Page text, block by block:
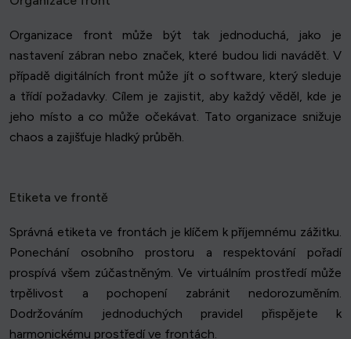
Organizace front může být tak jednoduchá, jako je
nastavení zábran nebo značek, které budou lidi navádět. V
případě digitálních front může jít o software, který sleduje
a třídí požadavky. Cílem je zajistit, aby každý věděl, kde je
jeho místo a co může očekávat. Tato organizace snižuje
chaos a zajišťuje hladký průběh.
Etiketa ve frontě
Správná etiketa ve frontách je klíčem k příjemnému zážitku.
Ponechání osobního prostoru a respektování pořadí
prospívá všem zúčastněným. Ve virtuálním prostředí může
trpělivost a pochopení zabránit nedorozuměním.
Dodržováním jednoduchých pravidel přispějete k
harmonickému prostředí ve frontách.